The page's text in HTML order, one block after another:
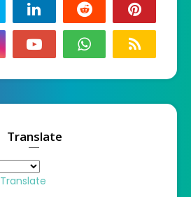
Translate
Translate